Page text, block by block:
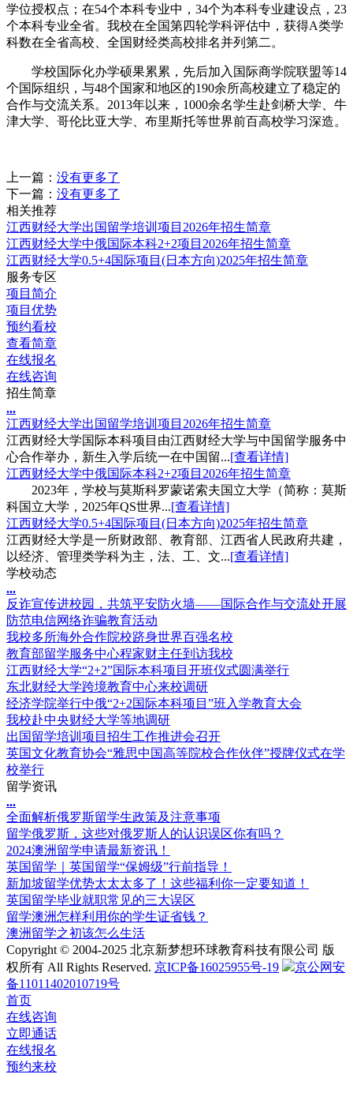
学位授权点；在54个本科专业中，34个为本科专业建设点，23
个本科专业全省。我校在全国第四轮学科评估中，获得A类学
科数在全省高校、全国财经类高校排名并列第二。
学校国际化办学硕果累累，先后加入国际商学院联盟等14
个国际组织，与48个国家和地区的190余所高校建立了稳定的
合作与交流关系。2013年以来，1000余名学生赴剑桥大学、牛
津大学、哥伦比亚大学、布里斯托等世界前百高校学习深造。
上一篇： 没有更多了
下一篇： 没有更多了
相关推荐
江西财经大学出国留学培训项目2026年招生简章
江西财经大学中俄国际本科2+2项目2026年招生简章
江西财经大学0.5+4国际项目(日本方向)2025年招生简章
服务专区
项目简介
项目优势
预约看校
查看简章
在线报名
在线咨询
招生简章
...
江西财经大学出国留学培训项目2026年招生简章
江西财经大学国际本科项目由江西财经大学与中国留学服务中
心合作举办，新生入学后统一在中国留...[查看详情]
江西财经大学中俄国际本科2+2项目2026年招生简章
2023年，学校与莫斯科罗蒙诺索夫国立大学（简称：莫斯
科国立大学，2025年QS世界...[查看详情]
江西财经大学0.5+4国际项目(日本方向)2025年招生简章
江西财经大学是一所财政部、教育部、江西省人民政府共建，
以经济、管理类学科为主，法、工、文...[查看详情]
学校动态
...
反诈宣传进校园，共筑平安防火墙——国际合作与交流处开展
防范电信网络诈骗教育活动
我校多所海外合作院校跻身世界百强名校
教育部留学服务中心程家财主任到访我校
江西财经大学“2+2”国际本科项目开班仪式圆满举行
东北财经大学跨境教育中心来校调研
经济学院举行中俄“2+2国际本科项目”班入学教育大会
我校赴中央财经大学等地调研
出国留学培训项目招生工作推进会召开
英国文化教育协会“雅思中国高等院校合作伙伴”授牌仪式在学
校举行
留学资讯
...
全面解析俄罗斯留学生政策及注意事项
留学俄罗斯，这些对俄罗斯人的认识误区你有吗？
2024澳洲留学申请最新资讯！
英国留学｜英国留学“保姆级”行前指导！
新加坡留学优势太太太多了！这些福利你一定要知道！
英国留学毕业就职常见的三大误区
留学澳洲怎样利用你的学生证省钱？
澳洲留学之初该怎么生活
Copyright © 2004-2025 北京新梦想环球教育科技有限公司 版
权所有 All Rights Reserved. 京ICP备16025955号-19
京公网安
备11011402010719号
首页
在线咨询
立即通话
在线报名
预约来校